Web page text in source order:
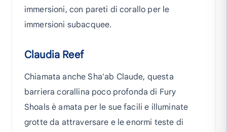
immersioni, con pareti di corallo per le
immersioni subacquee.
Claudia Reef
Chiamata anche Sha'ab Claude, questa
barriera corallina poco profonda di Fury
Shoals è amata per le sue facili e illuminate
grotte da attraversare e le enormi teste di